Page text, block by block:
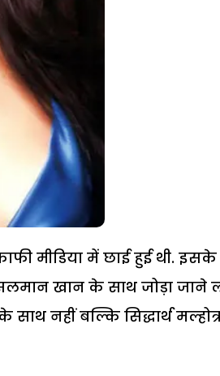
मीडिया में छाई हुई थी. इसके
खान के साथ जोड़ा जाने
नहीं बल्कि सिद्धार्थ